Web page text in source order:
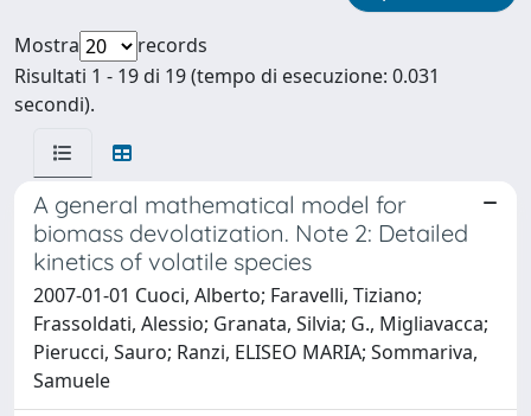
Mostra
records
Risultati 1 - 19 di 19 (tempo di esecuzione: 0.031
secondi).
A general mathematical model for
biomass devolatization. Note 2: Detailed
kinetics of volatile species
2007-01-01 Cuoci, Alberto; Faravelli, Tiziano;
Frassoldati, Alessio; Granata, Silvia; G., Migliavacca;
Pierucci, Sauro; Ranzi, ELISEO MARIA; Sommariva,
Samuele